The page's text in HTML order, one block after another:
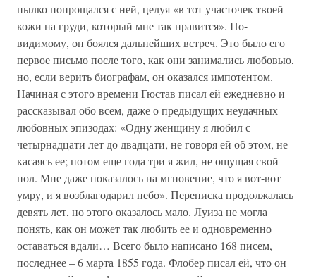
пылко попрощался с ней, целуя «в тот участочек твоей
кожи на груди, который мне так нравится». По-
видимому, он боялся дальнейших встреч. Это было его
первое письмо после того, как они занимались любовью,
но, если верить биографам, он оказался импотентом.
Начиная с этого времени Гюстав писал ей ежедневно и
рассказывал обо всем, даже о предыдущих неудачных
любовных эпизодах: «Одну женщину я любил с
четырнадцати лет до двадцати, не говоря ей об этом, не
касаясь ее; потом еще года три я жил, не ощущая свой
пол. Мне даже показалось на мгновение, что я вот-вот
умру, и я возблагодарил небо». Переписка продолжалась
девять лет, но этого оказалось мало. Луиза не могла
понять, как он может так любить ее и одновременно
оставаться вдали… Всего было написано 168 писем,
последнее – 6 марта 1855 года. Флобер писал ей, что он